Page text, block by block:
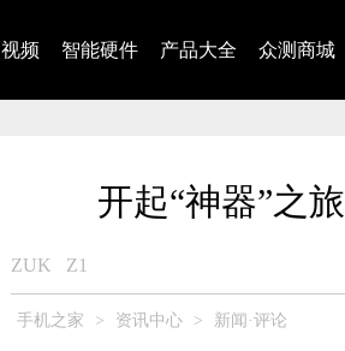
视频 智能硬件 产品大全 众测商城
开起“神器”之
ZUK Z1
手机之家 > 资讯中心 > 新闻·评论